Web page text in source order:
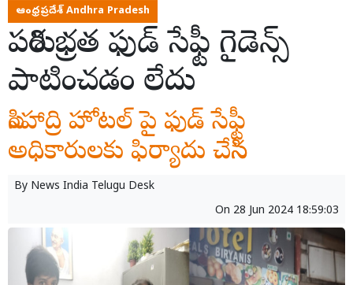
ఆంధ్రప్రదేశ్ Andhra Pradesh
పరిశుభ్రత ఫుడ్ సేఫ్టీ గైడెన్స్
పాటించడం లేదు
సింహాద్రి హోటల్ పై ఫుడ్ సేఫ్టీ
అధికారులకు ఫిర్యాదు చేసిన
By News India Telugu Desk
On 28 Jun 2024 18:59:03